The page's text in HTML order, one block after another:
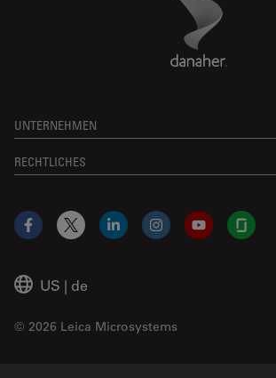
UNTERNEHMEN
RECHTLICHES
US | de
© 2026 Leica Microsystems
Facebook
X LinkedInInstagramYouTube